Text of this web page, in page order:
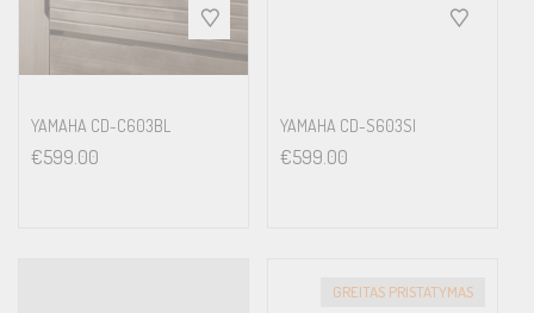
YAMAHA CD-C603BL
€599.00
YAMAHA CD-S603SI
€599.00
GREITAS PRISTATYMAS